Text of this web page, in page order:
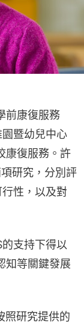
前康復服務
園暨幼兒中心
康復服務。許
研究，分別評
性，以及對
支持下得以
知等關鍵發展
照研究提供的